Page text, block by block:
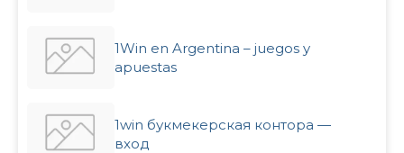
1Win en Argentina – juegos y
apuestas
1win букмекерская контора —
вход